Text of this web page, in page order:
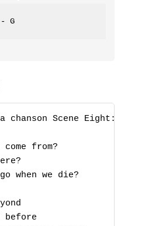
G
chanson Scene Eight: The
come from?
when we die?
before